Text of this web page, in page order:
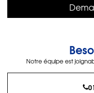
Notre équipe est